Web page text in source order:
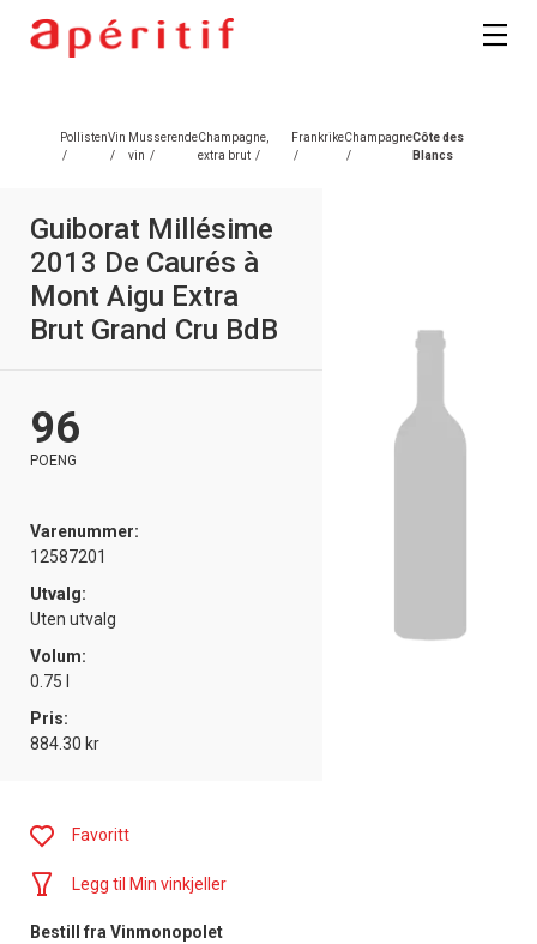
Pollisten
/
Vin
/
Musserende
vin /
Champagne,
extra brut /
Frankrike
/
Champagne
/
Côte des
Blancs
Guiborat Millésime
2013 De Caurés à
Mont Aigu Extra
Brut Grand Cru BdB
96
POENG
Varenummer:
12587201
Utvalg:
Uten utvalg
Volum:
0.75 l
Pris:
884.30 kr
Favoritt
Legg til Min vinkjeller
Bestill fra Vinmonopolet